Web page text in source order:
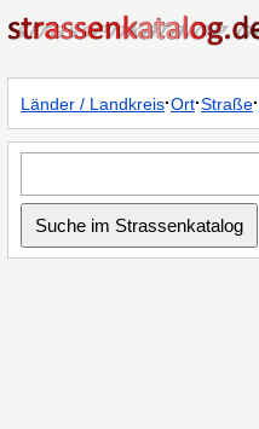
Länder / Landkreis·Ort·Straße·